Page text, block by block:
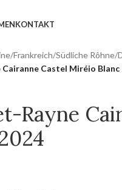
KONTAKT
/Frankreich/Südliche Rôhne/
Castel Miréio Blanc
Rayne